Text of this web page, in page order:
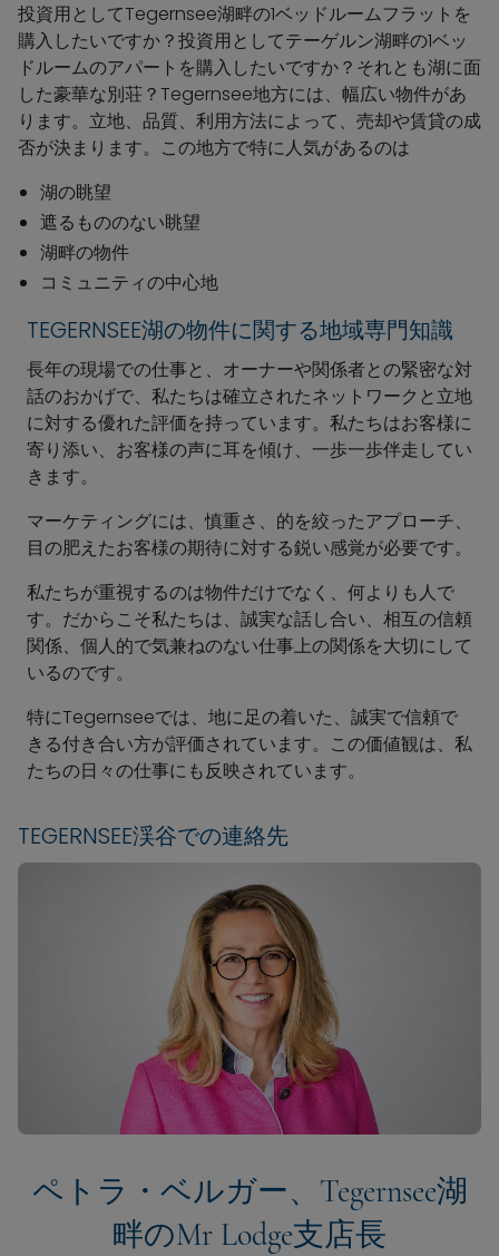
投資用としてTegernsee湖畔の1ベッドルームフラットを
購入したいですか？投資用としてテーゲルン湖畔の1ベッ
ドルームのアパートを購入したいですか？それとも湖に面
した豪華な別荘？Tegernsee地方には、幅広い物件があ
ります。立地、品質、利用方法によって、売却や賃貸の成
否が決まります。この地方で特に人気があるのは
湖の眺望
遮るもののない眺望
湖畔の物件
コミュニティの中心地
TEGERNSEE湖の物件に関する地域専門知識
長年の現場での仕事と、オーナーや関係者との緊密な対
話のおかげで、私たちは確立されたネットワークと立地
に対する優れた評価を持っています。私たちはお客様に
寄り添い、お客様の声に耳を傾け、一歩一歩伴走してい
きます。
マーケティングには、慎重さ、的を絞ったアプローチ、
目の肥えたお客様の期待に対する鋭い感覚が必要です。
私たちが重視するのは物件だけでなく、何よりも人で
す。だからこそ私たちは、誠実な話し合い、相互の信頼
関係、個人的で気兼ねのない仕事上の関係を大切にして
いるのです。
特にTegernseeでは、地に足の着いた、誠実で信頼で
きる付き合い方が評価されています。この価値観は、私
たちの日々の仕事にも反映されています。
TEGERNSEE渓谷での連絡先
ペトラ・ベルガー、Tegernsee湖
畔のMr Lodge支店長